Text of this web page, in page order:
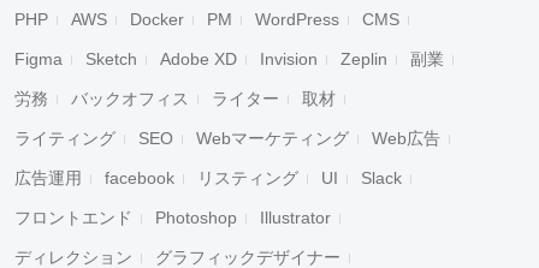
PHP AWS Docker PM WordPress CMS
Figma Sketch Adobe XD Invision Zeplin 副業
労務 バックオフィス ライター 取材
ライティング SEO Webマーケティング Web広告
広告運用 facebook リスティング UI Slack
フロントエンド Photoshop Illustrator
ディレクション グラフィックデザイナー